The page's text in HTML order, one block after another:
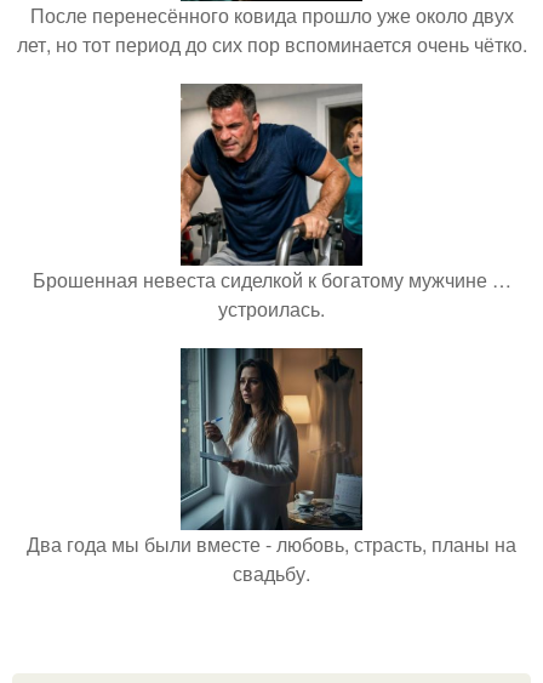
После перенесённого ковида прошло уже около двух
лет, но тот период до сих пор вспоминается очень чётко.
Брошенная невеста сиделкой к богатому мужчине …
устроилась.
Два года мы были вместе - любовь, страсть, планы на
свадьбу.